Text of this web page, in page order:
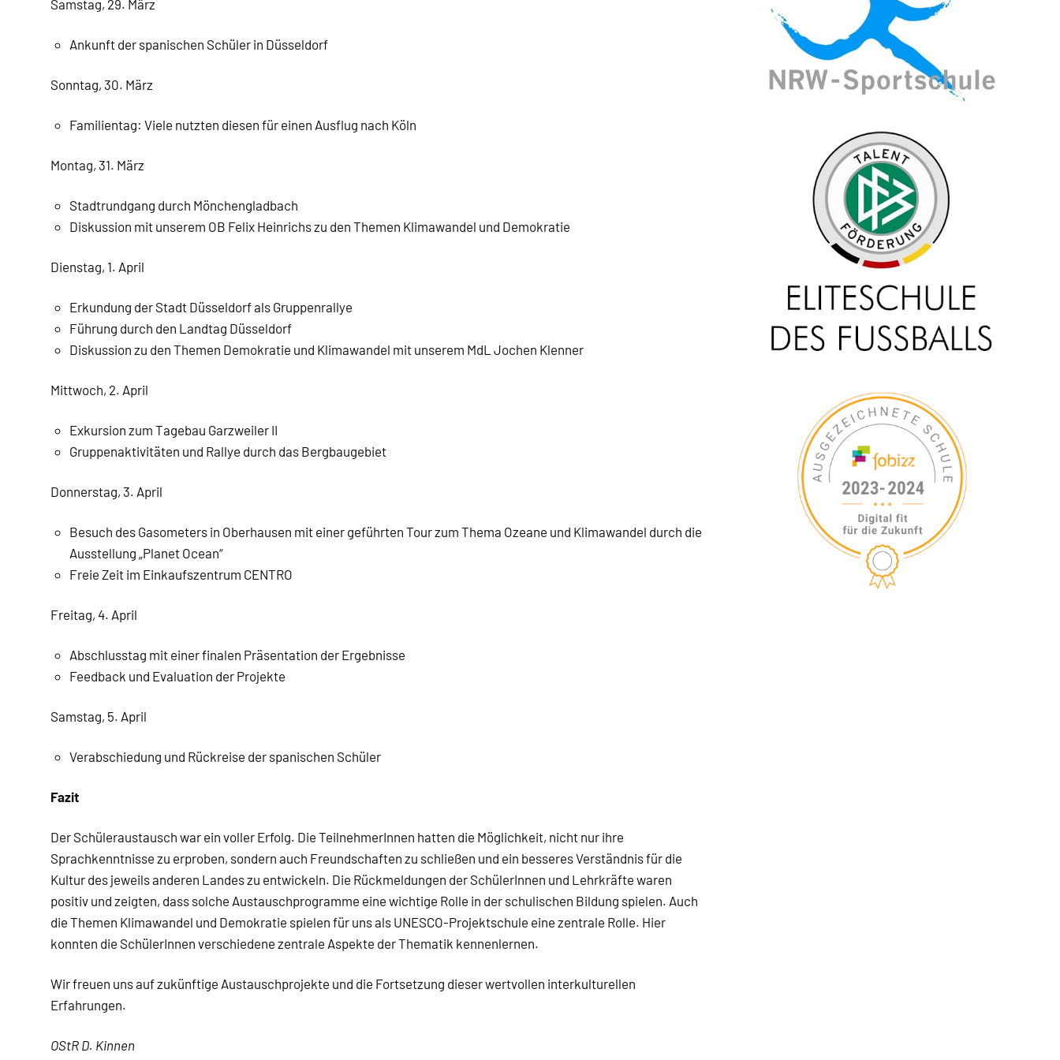
Samstag, 29. März
Ankunft der spanischen Schüler in Düsseldorf
Sonntag, 30. März
Familientag: Viele nutzten diesen für einen Ausflug nach Köln
Montag, 31. März
Stadtrundgang durch Mönchengladbach
Diskussion mit unserem OB Felix Heinrichs zu den Themen Klimawandel und Demokratie
Dienstag, 1. April
Erkundung der Stadt Düsseldorf als Gruppenrallye
Führung durch den Landtag Düsseldorf
Diskussion zu den Themen Demokratie und Klimawandel mit unserem MdL Jochen Klenner
Mittwoch, 2. April
Exkursion zum Tagebau Garzweiler II
Gruppenaktivitäten und Rallye durch das Bergbaugebiet
Donnerstag, 3. April
Besuch des Gasometers in Oberhausen mit einer geführten Tour zum Thema Ozeane und Klimawandel durch die
Ausstellung „Planet Ocean“
Freie Zeit im Einkaufszentrum CENTRO
Freitag, 4. April
Abschlusstag mit einer finalen Präsentation der Ergebnisse
Feedback und Evaluation der Projekte
Samstag, 5. April
Verabschiedung und Rückreise der spanischen Schüler
Fazit
Der Schüleraustausch war ein voller Erfolg. Die TeilnehmerInnen hatten die Möglichkeit, nicht nur ihre
Sprachkenntnisse zu erproben, sondern auch Freundschaften zu schließen und ein besseres Verständnis für die
Kultur des jeweils anderen Landes zu entwickeln. Die Rückmeldungen der SchülerInnen und Lehrkräfte waren
positiv und zeigten, dass solche Austauschprogramme eine wichtige Rolle in der schulischen Bildung spielen. Auch
die Themen Klimawandel und Demokratie spielen für uns als UNESCO-Projektschule eine zentrale Rolle. Hier
konnten die SchülerInnen verschiedene zentrale Aspekte der Thematik kennenlernen.
Wir freuen uns auf zukünftige Austauschprojekte und die Fortsetzung dieser wertvollen interkulturellen
Erfahrungen.
OStR D. Kinnen